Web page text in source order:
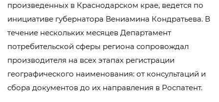
произведенных в Краснодарском крае, ведется по
инициативе губернатора Вениамина Кондратьева. В
течение нескольких месяцев Департамент
потребительской сферы региона сопровождал
производителя на всех этапах регистрации
географического наименования: от консультаций и
сбора документов до их направления в Роспатент.